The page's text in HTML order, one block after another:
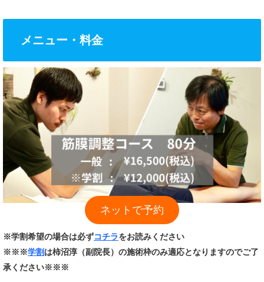
す。先生のゴッドハンドにこの度も感謝です。
メニュー・料金
ネットで予約
※学割希望の場合は必ずコチラをお読みください
※※※学割は柿沼淳（副院長）の施術枠のみ適応となりますのでご了
承ください※※※